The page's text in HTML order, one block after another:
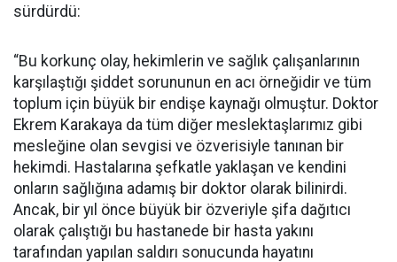
sürdürdü:
“Bu korkunç olay, hekimlerin ve sağlık çalışanlarının
karşılaştığı şiddet sorununun en acı örneğidir ve tüm
toplum için büyük bir endişe kaynağı olmuştur. Doktor
Ekrem Karakaya da tüm diğer meslektaşlarımız gibi
mesleğine olan sevgisi ve özverisiyle tanınan bir
hekimdi. Hastalarına şefkatle yaklaşan ve kendini
onların sağlığına adamış bir doktor olarak bilinirdi.
Ancak, bir yıl önce büyük bir özveriyle şifa dağıtıcı
olarak çalıştığı bu hastanede bir hasta yakını
tarafından yapılan saldırı sonucunda hayatını